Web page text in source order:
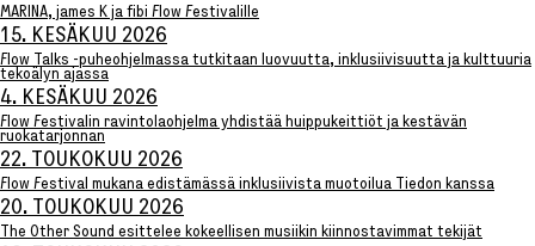
Rannekkeenvaihto
Saapuminen
Flow Festival App
Flow Festival
MARINA, james K ja fibi Flow Festivalille
15. KESÄKUU 2026
Flow Talks -puheohjelmassa tutkitaan luovuutta, inklusiivisuutta ja kulttuuria
tekoälyn ajassa
4. KESÄKUU 2026
Flow Festivalin ravintolaohjelma yhdistää huippukeittiöt ja kestävän
ruokatarjonnan
22. TOUKOKUU 2026
Flow Festival mukana edistämässä inklusiivista muotoilua Tiedon kanssa
20. TOUKOKUU 2026
The Other Sound esittelee kokeellisen musiikin kiinnostavimmat tekijät